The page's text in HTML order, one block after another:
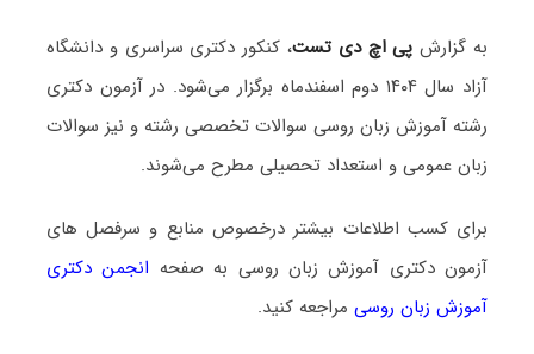
به گزارشپی اچ دی تست، کنکور دکتری سراسری و دانشگاه
آزاد سال ۱۴۰۴ دوم اسفندماه برگزار می‌شود. در آزمون دکتری
رشته آموزش زبان روسی سوالات تخصصی رشته و نیز سوالات
زبان عمومی و استعداد تحصیلی مطرح می‌شوند.
برای کسب اطلاعات بیشتر درخصوص منابع و سرفصل های
آزمون دکتری آموزش زبان روسی به صفحه انجمن دکتری
آموزش زبان روسیمراجعه کنید.